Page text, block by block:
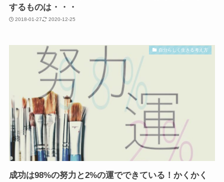
するものは・・・
2018-01-27 2020-12-25
自分らしく生きる考え方
成功は98%の努力と2%の運でできている！かくかく